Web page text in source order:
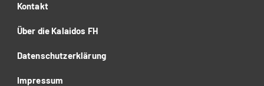
Kontakt
Über die Kalaidos FH
Datenschutzerklärung
Impressum